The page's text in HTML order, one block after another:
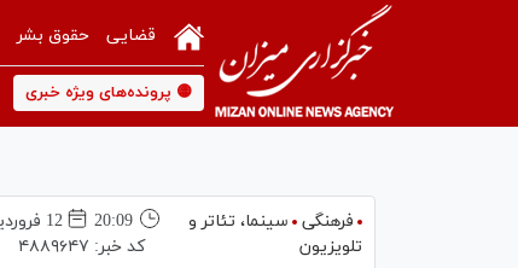
قضایی حقوق بشر
🟡 پرونده‌های ویژه خبری
فرهنگی
سینما،‌ تئاتر و
تلویزیون
20:09
12 فروردين 1405
کد خبر: ۴۸۸۹۶۴۷